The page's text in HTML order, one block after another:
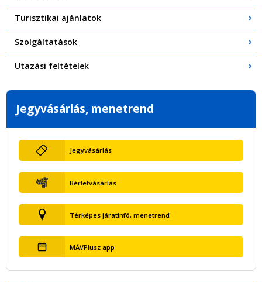
Turisztikai ajánlatok
Szolgáltatások
Utazási feltételek
Jegyvásárlás, menetrend
Jegyvásárlás
Bérletvásárlás
Térképes járatinfó, menetrend
MÁVPlusz app